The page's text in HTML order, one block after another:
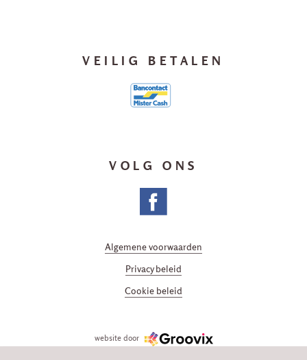
VEILIG BETALEN
VOLG ONS
Algemene voorwaarden
Privacy beleid
Cookie beleid
website door